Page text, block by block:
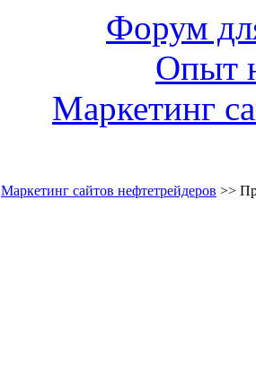
Форум
Опыт
Маркетинг
Маркетинг сайтов нефтетрейдеров >>